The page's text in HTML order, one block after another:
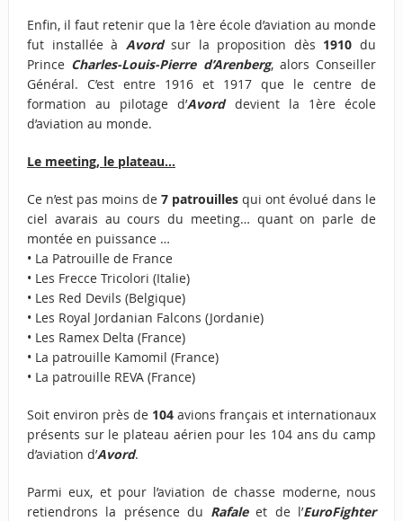
Enfin, il faut retenir que la 1ère école d’aviation au monde
fut installée à Avordsur la proposition dès 1910 du
Prince Charles-Louis-Pierre d’Arenberg, alors Conseiller
Général. C’est entre 1916 et 1917 que le centre de
formation au pilotage d’Avorddevient la 1ère école
d’aviation au monde.
Le meeting, le plateau…
Ce n’est pas moins de 7 patrouilles qui ont évolué dans le
ciel avarais au cours du meeting… quant on parle de
montée en puissance …
• La Patrouille de France
• Les Frecce Tricolori (Italie)
• Les Red Devils (Belgique)
• Les Royal Jordanian Falcons (Jordanie)
• Les Ramex Delta (France)
• La patrouille Kamomil (France)
• La patrouille REVA (France)
Soit environ près de 104 avions français et internationaux
présents sur le plateau aérien pour les 104 ans du camp
d’aviation d’Avord.
Parmi eux, et pour l’aviation de chasse moderne, nous
retiendrons la présence du Rafaleet de l’EuroFighter